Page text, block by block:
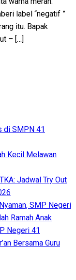
label “negatif ”
itu. Bapak
– […]
di SMPN 41
Kecil Melawan
Jadwal Try Out
SMP Negeri
Ramah Anak
Negeri 41
Bersama Guru